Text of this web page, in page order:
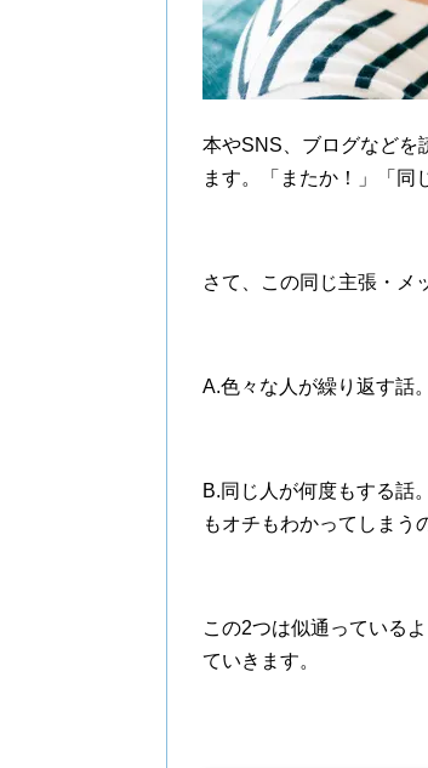
本やSNS、ブログなどを
ます。「またか！」「同
さて、この同じ主張・メ
A.色々な人が繰り返す話
B.同じ人が何度もする話
もオチもわかってしまう
この2つは似通っている
ていきます。